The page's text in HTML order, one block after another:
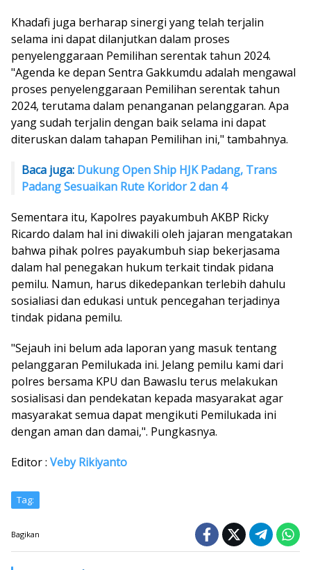
Khadafi juga berharap sinergi yang telah terjalin
selama ini dapat dilanjutkan dalam proses
penyelenggaraan Pemilihan serentak tahun 2024.
"Agenda ke depan Sentra Gakkumdu adalah mengawal
proses penyelenggaraan Pemilihan serentak tahun
2024, terutama dalam penanganan pelanggaran. Apa
yang sudah terjalin dengan baik selama ini dapat
diteruskan dalam tahapan Pemilihan ini," tambahnya.
Baca juga: Dukung Open Ship HJK Padang, Trans
Padang Sesuaikan Rute Koridor 2 dan 4
Sementara itu, Kapolres payakumbuh AKBP Ricky
Ricardo dalam hal ini diwakili oleh jajaran mengatakan
bahwa pihak polres payakumbuh siap bekerjasama
dalam hal penegakan hukum terkait tindak pidana
pemilu. Namun, harus dikedepankan terlebih dahulu
sosialiasi dan edukasi untuk pencegahan terjadinya
tindak pidana pemilu.
"Sejauh ini belum ada laporan yang masuk tentang
pelanggaran Pemilukada ini. Jelang pemilu kami dari
polres bersama KPU dan Bawaslu terus melakukan
sosialisasi dan pendekatan kepada masyarakat agar
masyarakat semua dapat mengikuti Pemilukada ini
dengan aman dan damai,". Pungkasnya.
Editor : Veby Rikiyanto
Tag:
Bagikan